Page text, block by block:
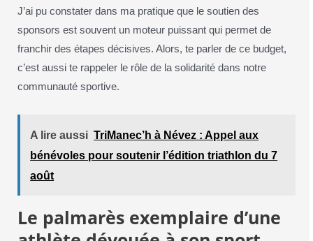
J’ai pu constater dans ma pratique que le soutien des
sponsors est souvent un moteur puissant qui permet de
franchir des étapes décisives. Alors, te parler de ce budget,
c’est aussi te rappeler le rôle de la solidarité dans notre
communauté sportive.
A lire aussi TriManec’h à Névez : Appel aux
bénévoles pour soutenir l’édition triathlon du 7
août
Le palmarès exemplaire d’une